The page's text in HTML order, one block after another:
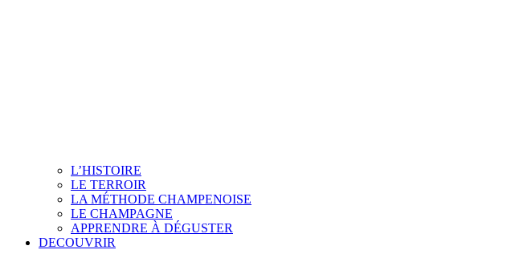
L’HISTOIRE
LE TERROIR
LA MÉTHODE CHAMPENOISE
LE CHAMPAGNE
APPRENDRE À DÉGUSTER
DECOUVRIR